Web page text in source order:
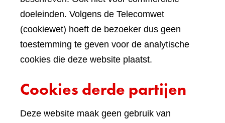
doeleinden. Volgens de Telecomwet
(cookiewet) hoeft de bezoeker dus geen
toestemming te geven voor de analytische
cookies die deze website plaatst.
Cookies derde partijen
Deze website maak geen gebruik van